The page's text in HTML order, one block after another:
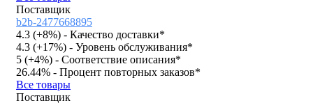
Поставщик
b2b-2477668895
4.3 (+8%) - Качество доставки*
4.3 (+17%) - Уровень обслуживания*
5 (+4%) - Соответствие описания*
26.44% - Процент повторных заказов*
Все товары
Поставщик